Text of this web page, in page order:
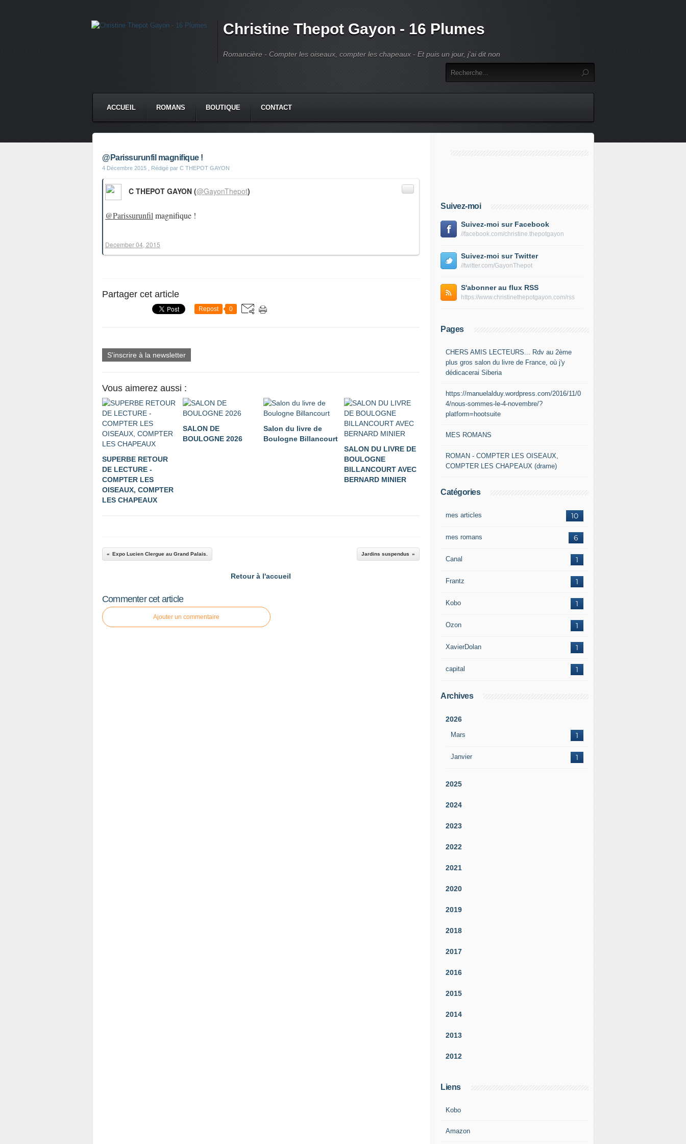
Christine Thepot Gayon - 16 Plumes
Romancière - Compter les oiseaux, compter les chapeaux - Et puis un jour, j'ai dit non
ACCUEIL ROMANS BOUTIQUE CONTACT
@Parissurunfil magnifique !
4 Décembre 2015 , Rédigé par C THEPOT GAYON
@Parissurunfil magnifique !
C THEPOT GAYON (@GayonThepot)
December 04, 2015
Partager cet article
Repost 0
S'inscrire à la newsletter
Vous aimerez aussi :
SUPERBE RETOUR
DE LECTURE -
COMPTER LES
OISEAUX, COMPTER
LES CHAPEAUX
SALON DE
BOULOGNE 2026
Salon du livre de
Boulogne Billancourt
SALON DU LIVRE DE
BOULOGNE
BILLANCOURT AVEC
BERNARD MINIER
Expo Lucien Clergue au Grand Palais. Jardins suspendus
Retour à l'accueil
Commenter cet article
Ajouter un commentaire
Suivez-moi
Suivez-moi sur Facebook
//facebook.com/christine.thepotgayon
Suivez-moi sur Twitter
//twitter.com/GayonThepot
S'abonner au flux RSS
https://www.christinethepotgayon.com/rss
Pages
CHERS AMIS LECTEURS... Rdv au 2ème
plus gros salon du livre de France, où j'y
dédicacerai Siberia
https://manuelalduy.wordpress.com/2016/11/0
4/nous-sommes-le-4-novembre/?
platform=hootsuite
MES ROMANS
ROMAN - COMPTER LES OISEAUX,
COMPTER LES CHAPEAUX (drame)
Catégories
10
mes articles
6
mes romans
1
Canal
1
Frantz
1
Kobo
1
Ozon
1
XavierDolan
1
capital
Archives
2026
Mars 1
Janvier 1
2025
2024
2023
2022
2021
2020
2019
2018
2017
2016
2015
2014
2013
2012
Liens
Kobo
Amazon